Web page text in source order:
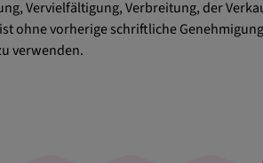
Vervielfältigung, Verbreitung, der
ohne vorherige schriftliche
verwenden.